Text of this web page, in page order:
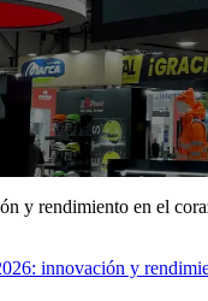
y rendimiento en el
innovación y